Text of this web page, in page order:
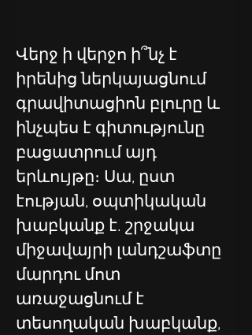
Վերջ ի վերջո ի՞նչ է
իրենից ներկայացնում
գրավիտացիոն բլուրը և
ինչպես է գիտությունը
բացատրում այդ
երևույթը։ Սա, ըստ
էության, օպտիկական
խաբկանք է. շրջակա
միջավայրի լանդշաֆտը
մարդու մոտ
առաջացնում է
տեսողական խաբկանք,